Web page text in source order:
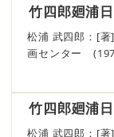
竹四郎廻浦
松浦 武四郎：[
画センター
竹四郎廻浦
松浦 武四郎：[